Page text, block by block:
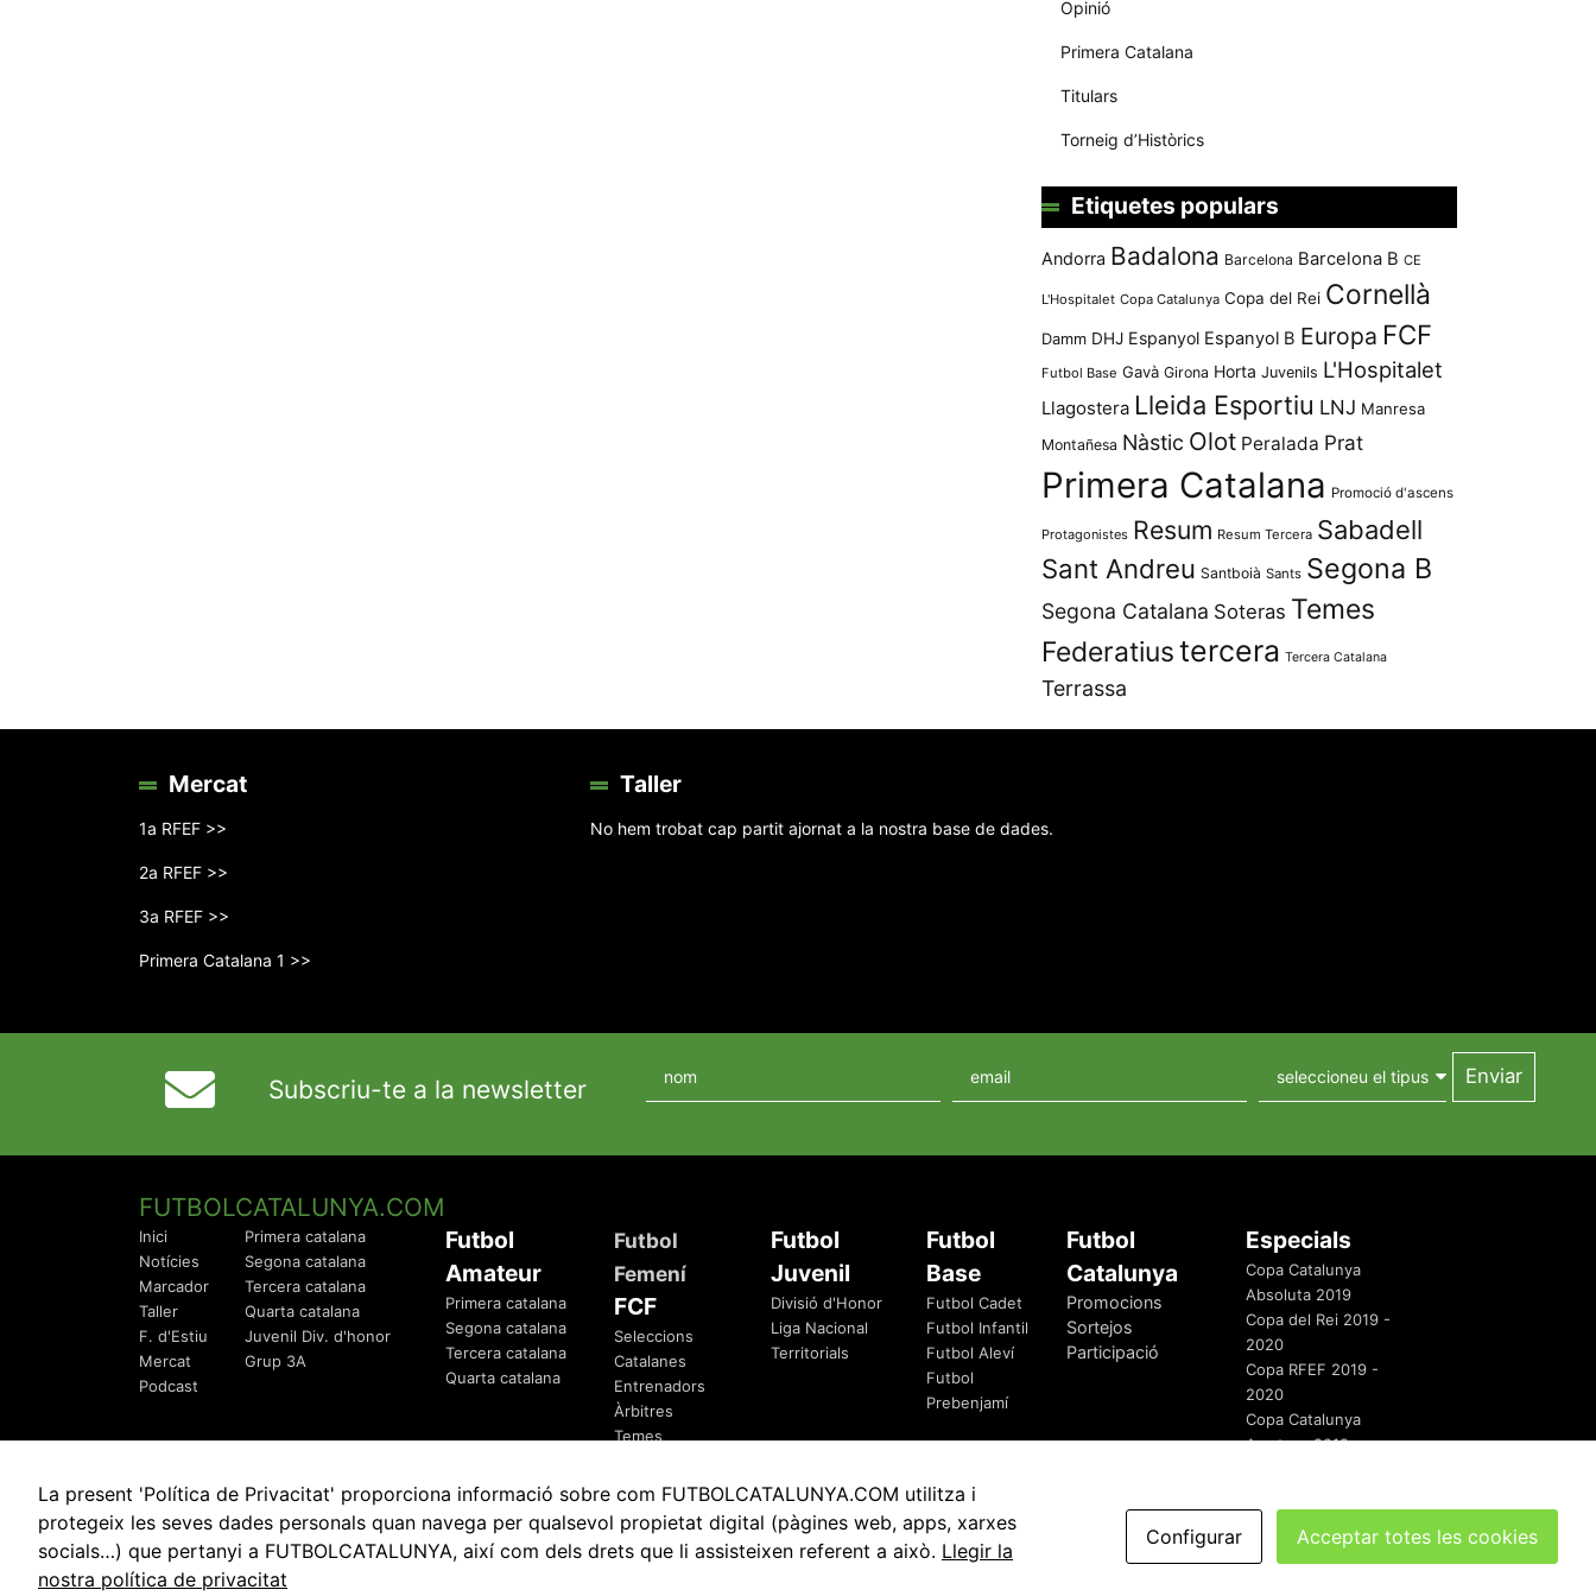
Opinió
Primera Catalana
Titulars
Torneig d’Històrics
Etiquetes populars
Andorra Badalona Barcelona Barcelona B CE
L'Hospitalet Copa Catalunya Copa del Rei Cornellà
Damm DHJ Espanyol Espanyol B Europa FCF
Futbol Base Gavà Girona Horta Juvenils L'Hospitalet
Llagostera Lleida Esportiu LNJ Manresa
Montañesa Nàstic Olot Peralada Prat
Primera Catalana Promoció d'ascens
Protagonistes Resum Resum Tercera Sabadell
Sant Andreu Santboià Sants Segona B
Segona Catalana Soteras Temes
Federatiustercera Tercera Catalana
Terrassa
Mercat
1a RFEF >>
2a RFEF >>
3a RFEF >>
Primera Catalana 1 >>
Taller
No hem trobat cap partit ajornat a la nostra base de dades.
Subscriu-te a la newsletter
FUTBOLCATALUNYA.COM
Inici
Notícies
Marcador
Taller
F. d'Estiu
Mercat
Podcast
Primera catalana
Segona catalana
Tercera catalana
Quarta catalana
Juvenil Div. d'honor
Grup 3A
Futbol
Amateur
Primera catalana
Segona catalana
Tercera catalana
Quarta catalana
Futbol
Femení
FCF
Seleccions
Catalanes
Entrenadors
Àrbitres
Temes
Futbol
Juvenil
Divisió d'Honor
Liga Nacional
Territorials
Futbol
Base
Futbol Cadet
Futbol Infantil
Futbol Aleví
Futbol
Prebenjamí
Futbol
Catalunya
Promocions
Sortejos
Participació
Especials
Copa Catalunya
Absoluta 2019
Copa del Rei 2019 -
2020
Copa RFEF 2019 -
2020
Copa Catalunya
Amateur 2019
© 2010 - 2026 FutbolCatalunya.com Avis Legal Política de Privacitat Política de Cookies redaccio@futbolcatalunya.com
La present 'Política de Privacitat' proporciona informació sobre com FUTBOLCATALUNYA.COM utilitza i
protegeix les seves dades personals quan navega per qualsevol propietat digital (pàgines web, apps, xarxes
socials…) que pertanyi a FUTBOLCATALUNYA, així com dels drets que li assisteixen referent a això. Llegir la
nostra política de privacitat
Configurar Acceptar totes les cookies